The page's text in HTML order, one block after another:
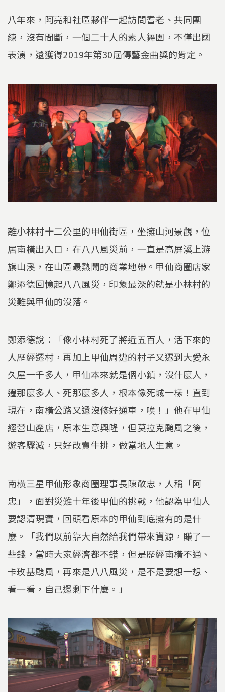
八年來，阿亮和社區夥伴一起訪問耆老、共同團
練，沒有間斷，一個二十人的素人舞團，不僅出國
表演，還獲得2019年第30屆傳藝金曲獎的肯定。
離小林村十二公里的甲仙街區，坐擁山河景觀，位
居南橫出入口，在八八風災前，一直是高屏溪上游
旗山溪，在山區最熱鬧的商業地帶。甲仙商圈店家
鄭添德回憶起八八風災，印象最深的就是小林村的
災難與甲仙的沒落。
鄭添德說：「像小林村死了將近五百人，活下來的
人歷經遷村，再加上甲仙周遭的村子又遷到大愛永
久屋一千多人，甲仙本來就是個小鎮，沒什麼人，
遷那麼多人、死那麼多人，根本像死城一樣！直到
現在，南橫公路又還沒修好通車，唉！」他在甲仙
經營山產店，原本生意興隆，但莫拉克颱風之後，
遊客驟減，只好改賣牛排，做當地人生意。
南橫三星甲仙形象商圈理事長陳敬忠，人稱「阿
忠」，面對災難十年後甲仙的挑戰，他認為甲仙人
要認清現實，回頭看原本的甲仙到底擁有的是什
麼。「我們以前靠大自然給我們帶來資源，賺了一
些錢，當時大家經濟都不錯，但是歷經南橫不通、
卡玫基颱風，再來是八八風災，是不是要想一想、
看一看，自己還剩下什麼。」